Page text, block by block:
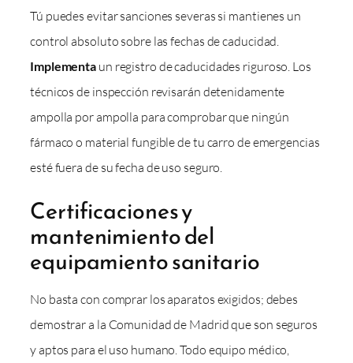
Tú puedes evitar sanciones severas si mantienes un
control absoluto sobre las fechas de caducidad.
Implementa un registro de caducidades riguroso. Los
técnicos de inspección revisarán detenidamente
ampolla por ampolla para comprobar que ningún
fármaco o material fungible de tu carro de emergencias
esté fuera de su fecha de uso seguro.
Certificaciones y
mantenimiento del
equipamiento sanitario
No basta con comprar los aparatos exigidos; debes
demostrar a la Comunidad de Madrid que son seguros
y aptos para el uso humano. Todo equipo médico,